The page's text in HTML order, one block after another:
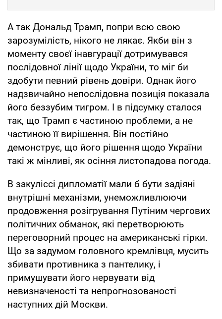
А так Дональд Трамп, попри всю свою
зарозумілість, нікого не лякає. Якби він з
моменту своєї інавгурації дотримувався
послідовної лінії щодо України, то міг би
здобути певний рівень довіри. Однак його
надзвичайно непослідовна позиція показала
його беззубим тигром. І в підсумку сталося
так, що Трамп є частиною проблеми, а не
частиною її вирішення. Він постійно
демонструє, що його рішення щодо України
такі ж мінливі, як осіння листопадова погода.
В закуліссі дипломатії мали б бути задіяні
внутрішні механізми, унеможливлюючи
продовження розігрування Путіним чергових
політичних обманок, які перетворюють
переговорний процес на американські гірки.
Що за задумом головного кремлівця, мусить
збивати противника з пантелику, і
примушувати його нервувати від
невизначеності та непрогнозованості
наступних дій Москви.